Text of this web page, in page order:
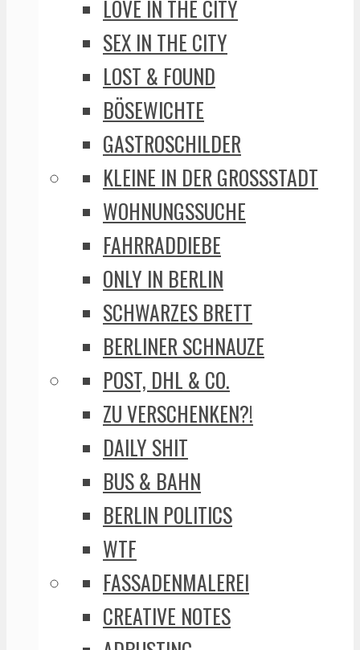
LOVE IN THE CITY
SEX IN THE CITY
LOST & FOUND
BÖSEWICHTE
GASTROSCHILDER
KLEINE IN DER GROSSSTADT
WOHNUNGSSUCHE
FAHRRADDIEBE
ONLY IN BERLIN
SCHWARZES BRETT
BERLINER SCHNAUZE
POST, DHL & CO.
ZU VERSCHENKEN?!
DAILY SHIT
BUS & BAHN
BERLIN POLITICS
WTF
FASSADENMALEREI
CREATIVE NOTES